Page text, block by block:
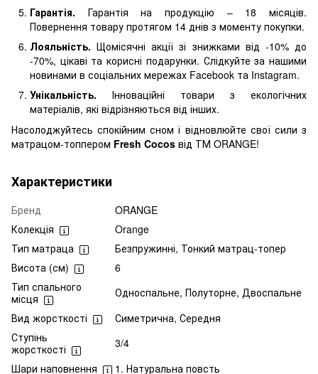
Гарантія. Гарантія на продукцію – 18 місяців.
Повернення товару протягом 14 днів з моменту покупки.
Лояльність. Щомісячні акції зі знижками від -10% до
-70%, цікаві та корисні подарунки. Слідкуйте за нашими
новинами в соціальних мережах Facebook та Instagram.
Унікальність. Інноваційні товари з екологічних
матеріалів, які відрізняються від інших.
Насолоджуйтесь спокійним сном і відновлюйте свої сили з
матрацом-топпером Fresh Cocos від ТМ ORANGE!
Характеристики
Бренд
ORANGE
Колекція
Orange
Тип матраца
Безпружинні, Тонкий матрац-топер
Висота (см)
6
Тип спального
місця
Односпальне, Полуторне, Двоспальне
Вид жорсткості
Симетрична, Середня
Ступінь
жорсткості
3/4
Шари наповнення
1. Натуральна повсть